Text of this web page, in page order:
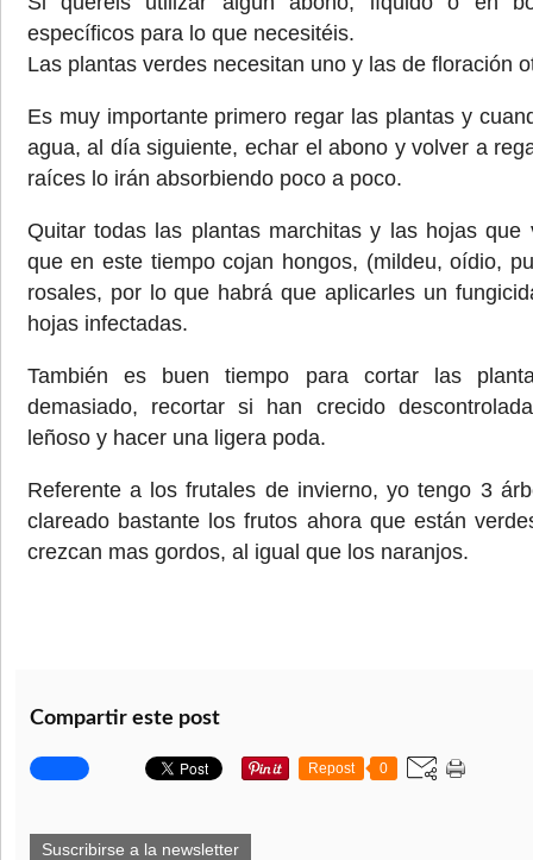
específicos para lo que necesitéis.
Las plantas verdes necesitan uno y las de floración
Es muy importante primero regar las plantas y
agua, al día siguiente, echar el abono y volver a
raíces lo irán absorbiendo poco a poco.
Quitar todas las plantas marchitas y las hojas
que en este tiempo cojan hongos, (mildeu, oídio,
rosales, por lo que habrá que aplicarles un
hojas infectadas.
También es buen tiempo para cortar las
demasiado, recortar si han crecido
leñoso y hacer una ligera poda.
Referente a los frutales de invierno, yo tengo 3
clareado bastante los frutos ahora que están
crezcan mas gordos, al igual que los naranjos.
Compartir este post
Repost 0
Suscribirse a la newsletter